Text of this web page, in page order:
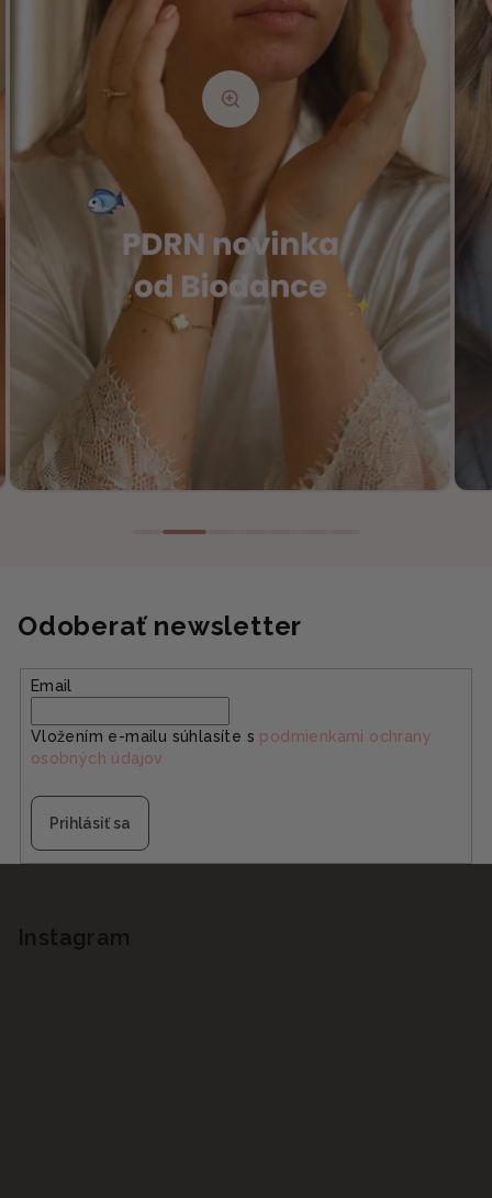
Odoberať newsletter
Email
Vložením e-mailu súhlasíte s podmienkami ochrany
osobných údajov
Prihlásiť sa
Instagram